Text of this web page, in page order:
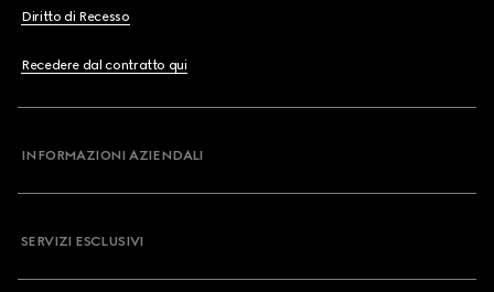
Diritto di Recesso
Recedere dal contratto qui
INFORMAZIONI AZIENDALI
SERVIZI ESCLUSIVI